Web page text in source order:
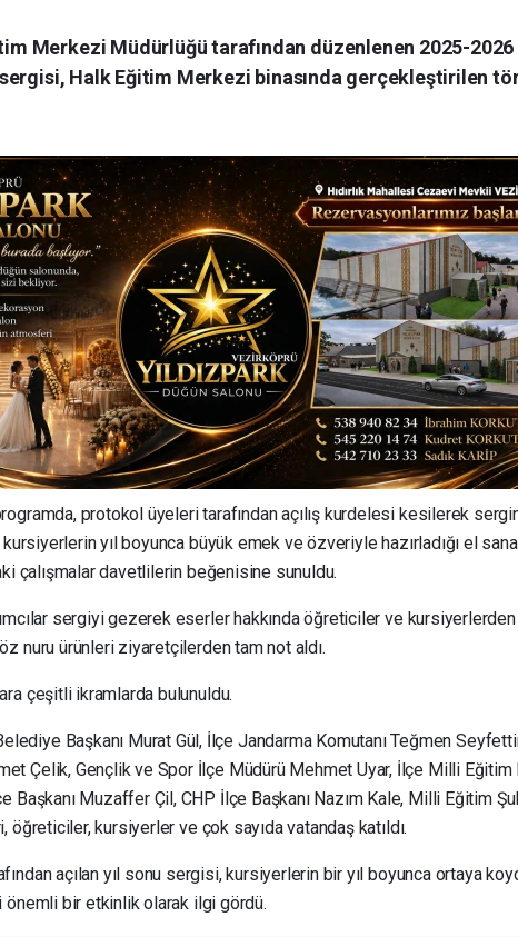
Merkezi Müdürlüğü tarafından düzenlenen 2025-
sergisi, Halk Eğitim Merkezi binasında gerçekleştirilen
protokol üyeleri tarafından açılış kurdelesi kesilerek
kursiyerlerin yıl boyunca büyük emek ve özveriyle hazırladığı el
çalışmalar davetlilerin beğenisine sunuldu.
sergiyi gezerek eserler hakkında öğreticiler ve kursiyerlerden
nuru ürünleri ziyaretçilerden tam not aldı.
çeşitli ikramlarda bulunuldu.
Başkanı Murat Gül, İlçe Jandarma Komutanı Teğmen
Çelik, Gençlik ve Spor İlçe Müdürü Mehmet Uyar, İlçe Milli Eğitim
Başkanı Muzaffer Çil, CHP İlçe Başkanı Nazım Kale, Milli Eğitim
öğreticiler, kursiyerler ve çok sayıda vatandaş katıldı.
açılan yıl sonu sergisi, kursiyerlerin bir yıl boyunca ortaya
önemli bir etkinlik olarak ilgi gördü.